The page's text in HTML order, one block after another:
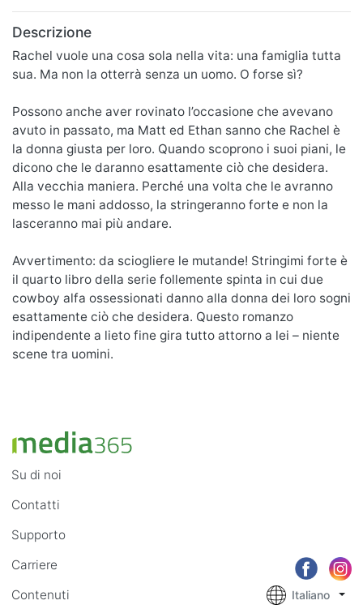
Descrizione
Rachel vuole una cosa sola nella vita: una famiglia tutta
sua. Ma non la otterrà senza un uomo. O forse sì?
Possono anche aver rovinato l’occasione che avevano
avuto in passato, ma Matt ed Ethan sanno che Rachel è
la donna giusta per loro. Quando scoprono i suoi piani, le
dicono che le daranno esattamente ciò che desidera.
Alla vecchia maniera. Perché una volta che le avranno
messo le mani addosso, la stringeranno forte e non la
lasceranno mai più andare.
Avvertimento: da sciogliere le mutande! Stringimi forte è
il quarto libro della serie follemente spinta in cui due
cowboy alfa ossessionati danno alla donna dei loro sogni
esattamente ciò che desidera. Questo romanzo
indipendente a lieto fine gira tutto attorno a lei – niente
scene tra uomini.
Su di noi
Contatti
Supporto
Carriere
Contenuti
Italiano